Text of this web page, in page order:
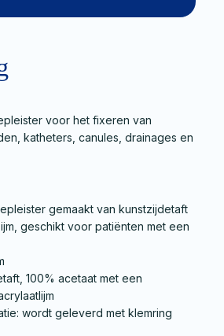
voor het fixeren van
katheters, canules, drainages en
gemaakt van kunstzijdetaft
geschikt voor patiënten met een
100% acetaat met een
wordt geleverd met klemring